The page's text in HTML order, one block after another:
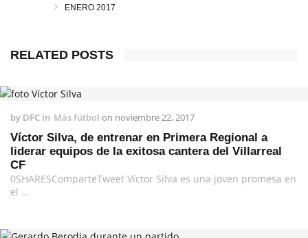
ENERO 2017
RELATED POSTS
by DFC in Más fútbol on noviembre 22, 2017
Víctor Silva, de entrenar en Primera Regional a
liderar equipos de la exitosa cantera del Villarreal
CF
0SHARESComparteTweet Víctor Silva es una joven promesa en
el …